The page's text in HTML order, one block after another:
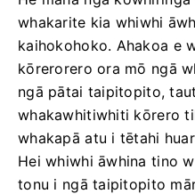
whakarite kia whiwhi
kaihokohoko. Ahakoa e
kōrerorero ora mō ngā
ngā pātai taipitopito,
whakawhitiwhiti kōrero
whakapā atu i tētahi
Hei whiwhi āwhina tino
tonu i ngā taipitopito